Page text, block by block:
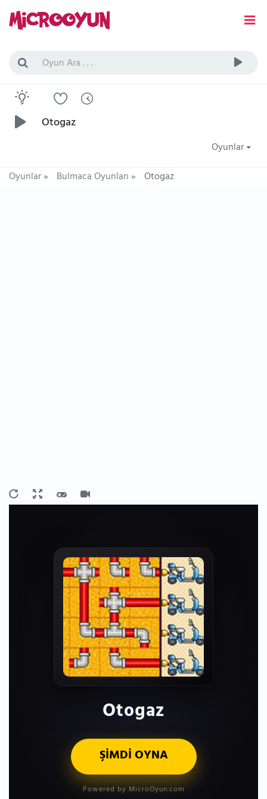
Otogaz
Oyunlar
Oyunlar» Bulmaca Oyunları» Otogaz
Otogaz
ŞİMDİ OYNA
Powered by MicroOyun.com